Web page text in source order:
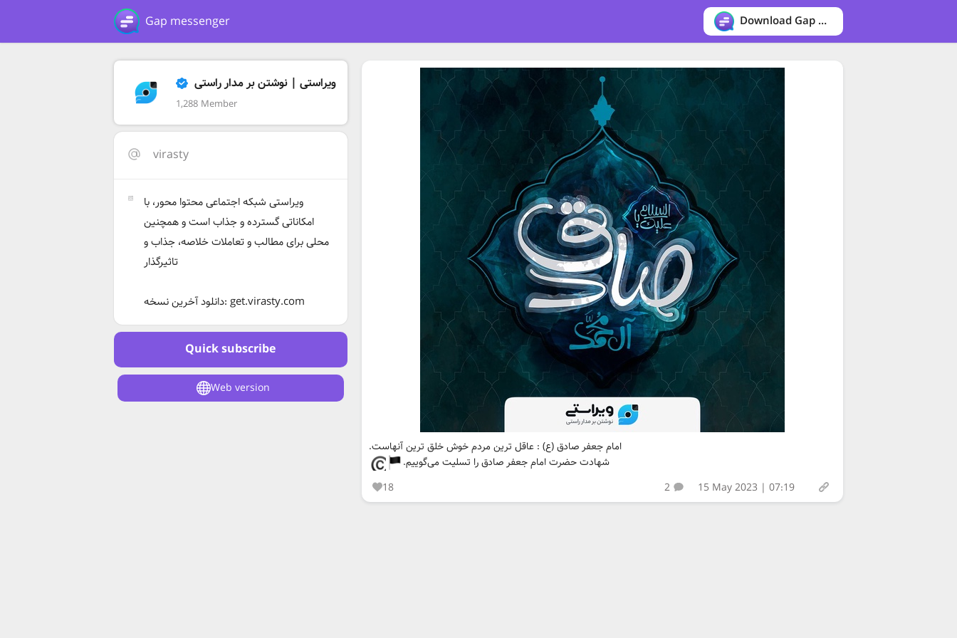
Gap messenger Download Gap messenger
ویراستی | نوشتن بر مدار راستی
1,288 Member
virasty
ویراستی شبکه اجتماعی محتوا محور، با
امکاناتی گسترده و جذاب است و همچنین
محلی برای مطالب و تعاملات خلاصه، جذاب و
تاثیرگذار
دانلود آخرین نسخه: get.virasty.com
Quick subscribe
Web version
امام جعفر صادق (ع) : عاقل ترين مردم خوش خلق ترين آنهاست.
شهادت حضرت امام جعفر صادق را تسلیت می‌گوییم.
18
2 15 May 2023 | 07:19